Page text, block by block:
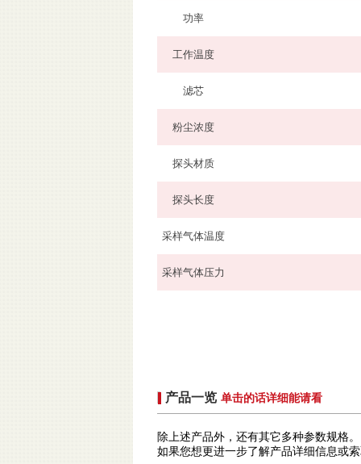
功率
工作温度
滤芯
粉尘浓度
探头材质
探头长度
采样气体温度
采样气体压力
产品一览 单击的话详细能请看
除上述产品外，还有其它多种参数规格。
如果您想更进一步了解产品详细信息或